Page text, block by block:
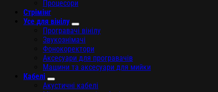
Процесори
Стрімінг
Усе для вінілу
Програвачі вінілу
Звукознімачі
Фонокоректори
Аксесуари для програвачів
Машини та аксесуари для мийки
Кабелі
Акустичні кабелі